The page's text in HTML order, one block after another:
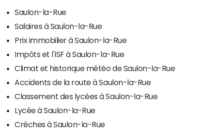
Saulon-la-Rue
Salaires à Saulon-la-Rue
Prix immobilier à Saulon-la-Rue
Impôts et l'ISF à Saulon-la-Rue
Climat et historique météo de Saulon-la-Rue
Accidents de la route à Saulon-la-Rue
Classement des lycées à Saulon-la-Rue
Lycée à Saulon-la-Rue
Crèches à Saulon-la-Rue